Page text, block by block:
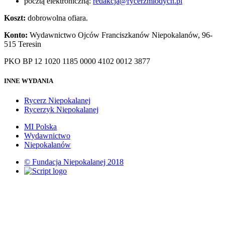
Koszt: dobrowolna ofiara.
Konto: Wydawnictwo Ojców Franciszkanów Niepokalanów, 96-
515 Teresin
PKO BP 12 1020 1185 0000 4102 0012 3877
INNE WYDANIA
Rycerz Niepokalanej
Rycerzyk Niepokalanej
MI Polska
Wydawnictwo
Niepokalanów
© Fundacja Niepokalanej 2018